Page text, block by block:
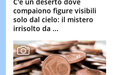
C'è un deserto dove
compaiono figure visibili
solo dal cielo: il mistero
irrisolto da ...